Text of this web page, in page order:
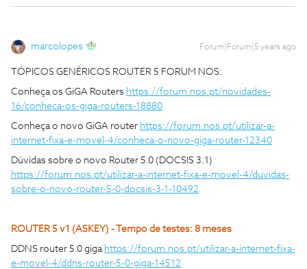
marcolopes Forum|Forum|5 years ago
TÓPICOS GENÉRICOS ROUTER 5 FORUM NOS:
Conheça os GiGA Routers https://forum.nos.pt/novidades-
16/conheca-os-giga-routers-18880
Conheça o novo GiGA router https://forum.nos.pt/utilizar-a-
internet-fixa-e-movel-4/conheca-o-novo-giga-router-12340
Dúvidas sobre o novo Router 5.0 (DOCSIS 3.1)
https://forum.nos.pt/utilizar-a-internet-fixa-e-movel-4/duvidas-
sobre-o-novo-router-5-0-docsis-3-1-10492
ROUTER 5 v1 (ASKEY) - Tempo de testes: 8 meses
DDNS router 5.0 giga https://forum.nos.pt/utilizar-a-internet-fixa-
e-movel-4/ddns-router-5-0-giga-14512